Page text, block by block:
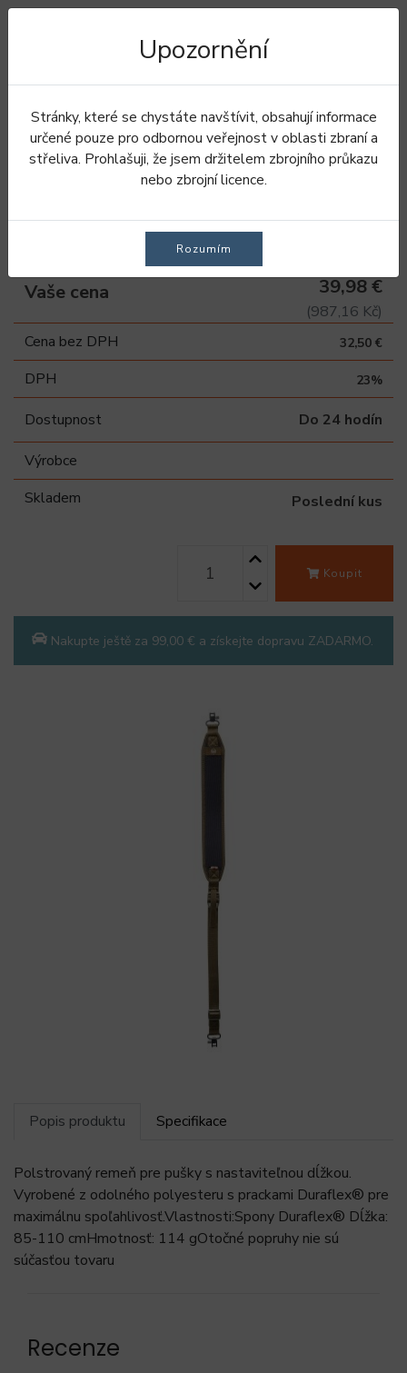
Úvod Doplnky
Řemen na pušku
Neo Shotgun řemen na brokovnicu - Otter & Ebony
Neo Shotgun řemen na
brokovnicu - Otter &
Ebony
Vaše cena 39,98 €
(987,16 Kč)
Cena bez DPH
32,50 €
DPH 23%
Dostupnost Do 24 hodín
Výrobce
Skladem
Poslední kus
Koupit
Nakupte ještě za 99,00 € a získejte dopravu ZADARMO.
Popis produktu Specifikace
Polstrovaný remeň pre pušky s nastaviteľnou dĺžkou.
Vyrobené z odolného polyesteru s prackami Duraflex® pre
maximálnu spoľahlivosť.Vlastnosti:Spony Duraflex® Dĺžka:
85-110 cmHmotnosť: 114 gOtočné popruhy nie sú
súčasťou tovaru
Recenze
Upozornění
Stránky, které se chystáte navštívit, obsahují informace
určené pouze pro odbornou veřejnost v oblasti zbraní a
střeliva. Prohlašuji, že jsem držitelem zbrojního průkazu
nebo zbrojní licence.
Rozumím